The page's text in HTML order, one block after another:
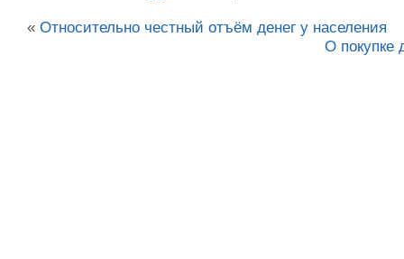
« Относительно честный отъём денег у населения
О покупке